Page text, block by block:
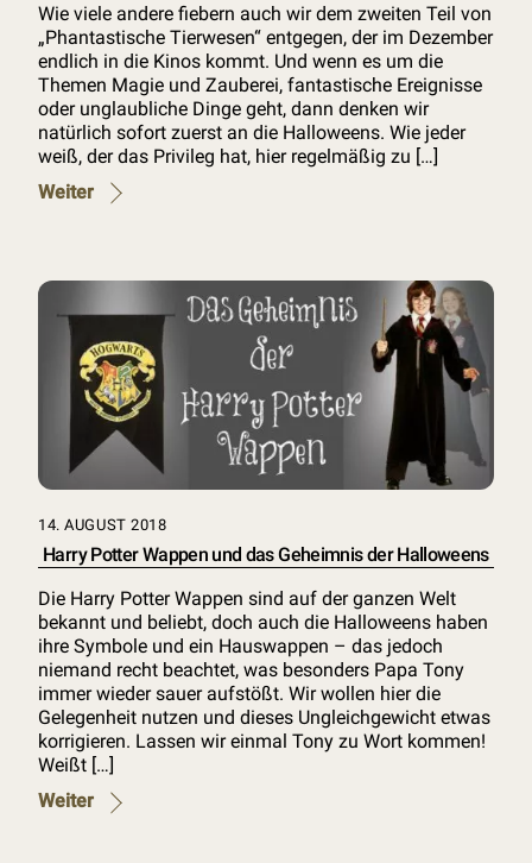
Wie viele andere fiebern auch wir dem zweiten Teil von
„Phantastische Tierwesen“ entgegen, der im Dezember
endlich in die Kinos kommt. Und wenn es um die
Themen Magie und Zauberei, fantastische Ereignisse
oder unglaubliche Dinge geht, dann denken wir
natürlich sofort zuerst an die Halloweens. Wie jeder
weiß, der das Privileg hat, hier regelmäßig zu […]
Weiter
14. AUGUST 2018
Harry Potter Wappen und das Geheimnis der Halloweens
Die Harry Potter Wappen sind auf der ganzen Welt
bekannt und beliebt, doch auch die Halloweens haben
ihre Symbole und ein Hauswappen – das jedoch
niemand recht beachtet, was besonders Papa Tony
immer wieder sauer aufstößt. Wir wollen hier die
Gelegenheit nutzen und dieses Ungleichgewicht etwas
korrigieren. Lassen wir einmal Tony zu Wort kommen!
Weißt […]
Weiter